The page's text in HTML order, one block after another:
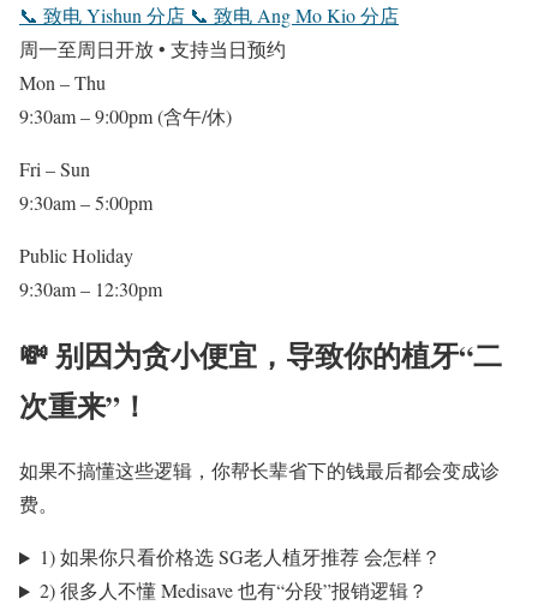
📞 致电 Yishun 分店 📞 致电 Ang Mo Kio 分店
周一至周日开放 • 支持当日预约
Mon – Thu
9:30am – 9:00pm(含午/休)
Fri – Sun
9:30am – 5:00pm
Public Holiday
9:30am – 12:30pm
💸 别因为贪小便宜，导致你的植牙“二
次重来”！
如果不搞懂这些逻辑，你帮长辈省下的钱最后都会变成诊
费。
1) 如果你只看价格选 SG老人植牙推荐 会怎样？
2) 很多人不懂 Medisave 也有“分段”报销逻辑？